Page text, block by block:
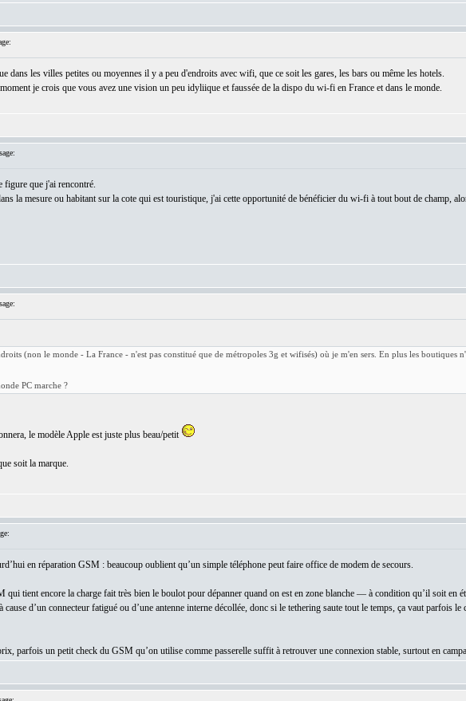
dans les villes petites ou moyennes il y a peu d'endroits avec wifi, que ce soit les gares, les bars ou même les hotels.
je crois que vous avez une vision un peu idyliique et faussée de la dispo du wi-fi en France et dans le monde.
figure que j'ai rencontré.
la mesure ou habitant sur la cote qui est touristique, j'ai cette opportunité de bénéficier du wi-fi à tout bout de champ,
(non le monde - La France - n'est pas constitué que de métropoles 3g et wifisés) où je m'en sers. En plus les boutiques
PC marche ?
le modèle Apple est juste plus beau/petit
soit la marque.
en réparation GSM : beaucoup oublient qu’un simple téléphone peut faire office de modem de secours.
qui tient encore la charge fait très bien le boulot pour dépanner quand on est en zone blanche — à condition qu’il soit en
d’un connecteur fatigué ou d’une antenne interne décollée, donc si le tethering saute tout le temps, ça vaut parfois
parfois un petit check du GSM qu’on utilise comme passerelle suffit à retrouver une connexion stable, surtout en